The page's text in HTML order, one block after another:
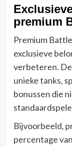
premium
Premium
exclusieve
verbeteren.
unieke tanks,
bonussen die
Bijvoorbeeld,
percentage